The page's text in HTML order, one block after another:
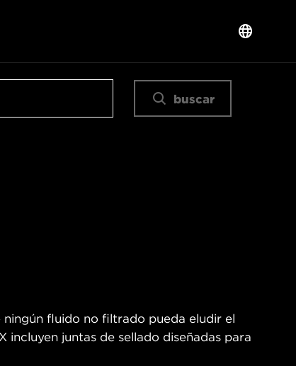
buscar
fluido no filtrado pueda eludir el
juntas de sellado diseñadas para